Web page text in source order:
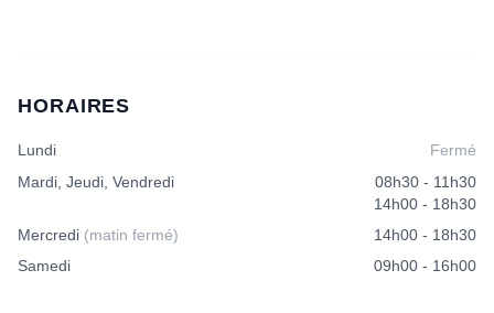
HORAIRES
Lundi
Fermé
Mardi, Jeudi, Vendredi
08h30 - 11h30
14h00 - 18h30
Mercredi (matin fermé)
14h00 - 18h30
Samedi
09h00 - 16h00